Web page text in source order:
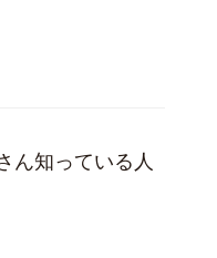
ん知っている人